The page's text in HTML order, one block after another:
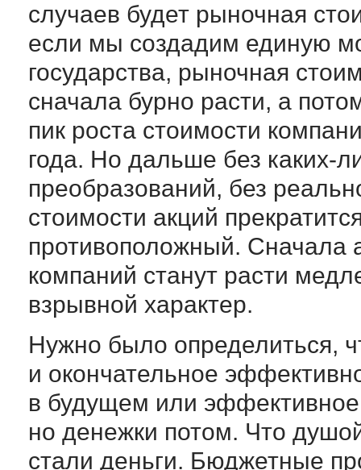
случаев будет рыночная
если мы создадим единую
государства, рыночная
сначала бурно расти, а
пик роста стоимости
года. Но дальше без каких-
преобразований, без
стоимости акций
противоположный. Сначала
компаний станут расти
взрывной характер.
Нужно было определиться,
и окончательное
в будущем или эффективное
но денежки потом. Что
стали деньги. Бюджетные